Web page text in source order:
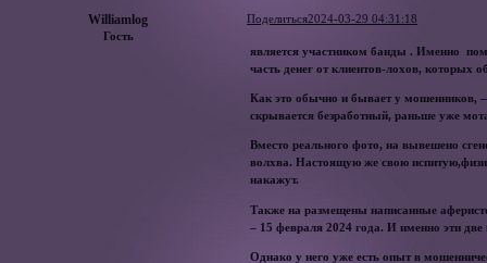
Поделиться2024-03-29 04:31:18
Williamlog
Гость
является участником банды . Именно
часть денег от клиентов-лохов, которых
Как это обычно и бывает у мошенников,
скрывается безработный, раньше уже
Вместо реального фото, на вывешено
волхва. Настоящую же свою
накажут.
Также на размещены написанные
– 15 февраля 2024 года. И именно эти
Однако у него уже есть опыт в